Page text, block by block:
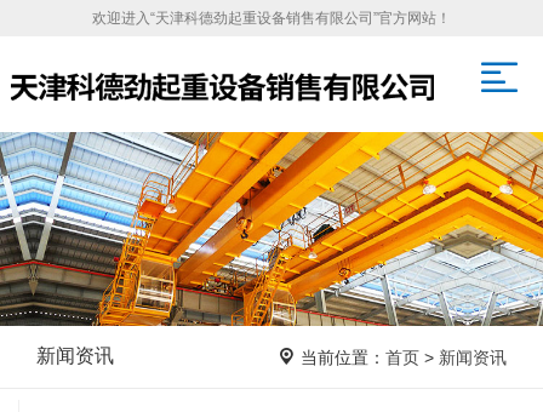
欢迎进入“天津科德劲起重设备销售有限公司”官方网站！
新闻资讯 当前位置： 首页> 新闻资讯